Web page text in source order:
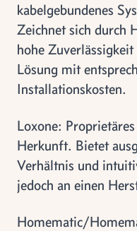
kabelgebundenes
Zeichnet sich durch
hohe
Lösung mit
Installationskosten.
Loxone:
Herkunft. Bietet
Verhältnis und
jedoch an einen
Homematic/